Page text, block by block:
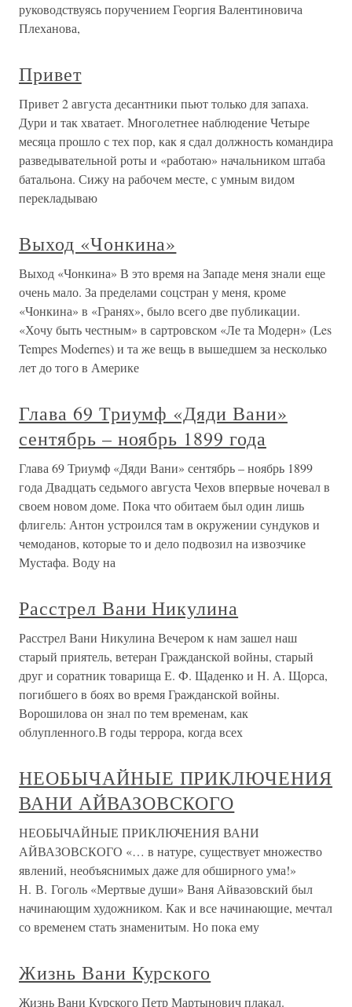
руководствуясь поручением Георгия Валентиновича
Плеханова,
Привет
Привет 2 августа десантники пьют только для запаха.
Дури и так хватает. Многолетнее наблюдение Четыре
месяца прошло с тех пор, как я сдал должность командира
разведывательной роты и «работаю» начальником штаба
батальона. Сижу на рабочем месте, с умным видом
перекладываю
Выход «Чонкина»
Выход «Чонкина» В это время на Западе меня знали еще
очень мало. За пределами соцстран у меня, кроме
«Чонкина» в «Гранях», было всего две публикации.
«Хочу быть честным» в сартровском «Ле та Модерн» (Les
Tempes Modernes) и та же вещь в вышедшем за несколько
лет до того в Америке
Глава 69 Триумф «Дяди Вани»
сентябрь – ноябрь 1899 года
Глава 69 Триумф «Дяди Вани» сентябрь – ноябрь 1899
года Двадцать седьмого августа Чехов впервые ночевал в
своем новом доме. Пока что обитаем был один лишь
флигель: Антон устроился там в окружении сундуков и
чемоданов, которые то и дело подвозил на извозчике
Мустафа. Воду на
Расстрел Вани Никулина
Расстрел Вани Никулина Вечером к нам зашел наш
старый приятель, ветеран Гражданской войны, старый
друг и соратник товарища Е. Ф. Щаденко и Н. А. Щорса,
погибшего в боях во время Гражданской войны.
Ворошилова он знал по тем временам, как
облупленного.В годы террора, когда всех
НЕОБЫЧАЙНЫЕ ПРИКЛЮЧЕНИЯ
ВАНИ АЙВАЗОВСКОГО
НЕОБЫЧАЙНЫЕ ПРИКЛЮЧЕНИЯ ВАНИ
АЙВАЗОВСКОГО «… в натуре, существует множество
явлений, необъяснимых даже для обширного ума!»
Н. В. Гоголь «Мертвые души» Ваня Айвазовский был
начинающим художником. Как и все начинающие, мечтал
со временем стать знаменитым. Но пока ему
Жизнь Вани Курского
Жизнь Вани Курского Петр Мартынович плакал.